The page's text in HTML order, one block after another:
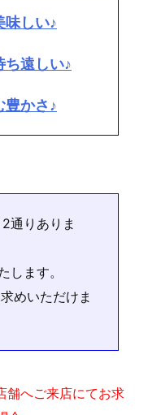
味しい♪
ち遠しい♪
豊かさ♪
通りありま
します。
めいただけま
舗へご来店にてお求